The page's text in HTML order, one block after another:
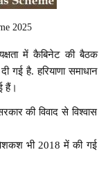
2025
में कैबिनेट की बैठक
गई है. हरियाणा समाधान
हैं।
की विवाद से विश्वास
पेशकश भी 2018 में की गई